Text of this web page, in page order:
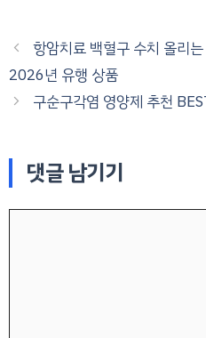
항암치료 백혈구 수치 올리
2026년 유행 상품
구순구각염 영양제 추천
댓글 남기기